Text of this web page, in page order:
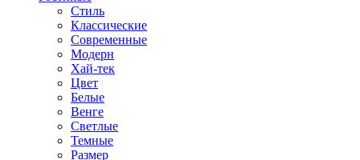
Стиль
Классические
Современные
Модерн
Хай-тек
Цвет
Белые
Венге
Светлые
Темные
Размер